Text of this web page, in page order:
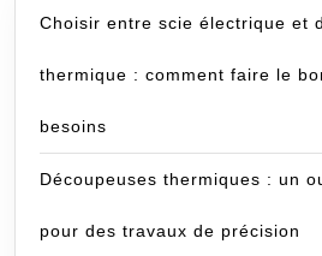
Choisir entre scie électrique et
thermique : comment faire le
besoins
Découpeuses thermiques : un
pour des travaux de précision